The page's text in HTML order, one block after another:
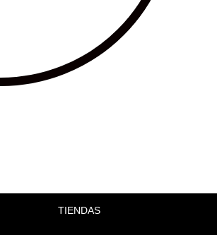
TIENDAS